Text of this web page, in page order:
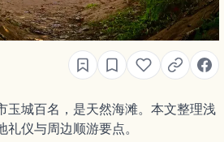
玉城百名，是天然海滩。本文整理浅
仪与周边顺游要点。